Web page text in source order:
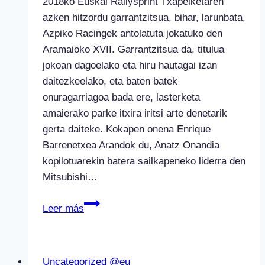
azken hitzordu garrantzitsua, bihar, larunbata,
Azpiko Racingek antolatuta jokatuko den
Aramaioko XVII. Garrantzitsua da, titulua
jokoan dagoelako eta hiru hautagai izan
daitezkeelako, eta baten batek
onuragarriagoa bada ere, lasterketa
amaierako parke itxira iritsi arte denetarik
gerta daiteke. Kokapen onena Enrique
Barrenetxea Arandok du, Anatz Onandia
kopilotuarekin batera sailkapeneko liderra den
Mitsubishi…
Leer más
Aramaioko
Uncategorized @eu